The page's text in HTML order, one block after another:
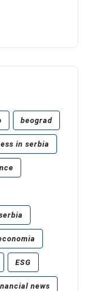
beograd
in serbia
ESG
news